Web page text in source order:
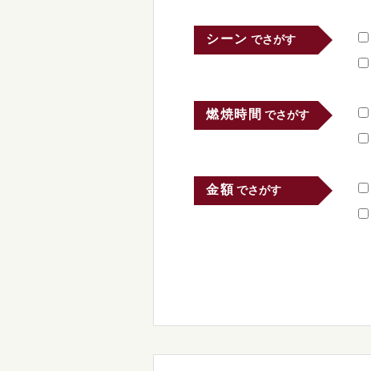
シーン でさがす
燃焼時間 でさがす
金額 でさがす